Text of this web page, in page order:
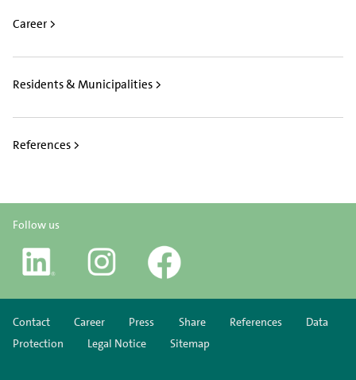
Career >
Residents & Municipalities >
References >
Follow us
Contact Career Press Share References
Data
Protection
Legal Notice Sitemap